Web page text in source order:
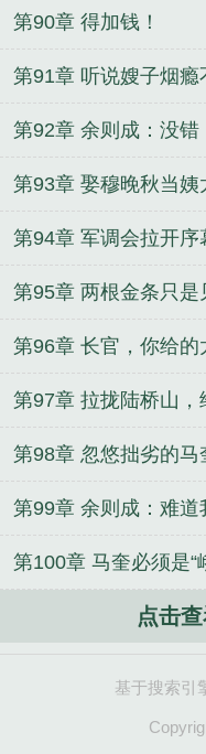
第90章 得加钱！
第91章 听说嫂子烟瘾
第92章 余则成：没错
第93章 娶穆晚秋当姨
第94章 军调会拉开序
第95章 两根金条只是
第96章 长官，你给的
第97章 拉拢陆桥山，
第98章 忽悠拙劣的马
第99章 余则成：难道
第100章 马奎必须是“
点击
基于搜索引